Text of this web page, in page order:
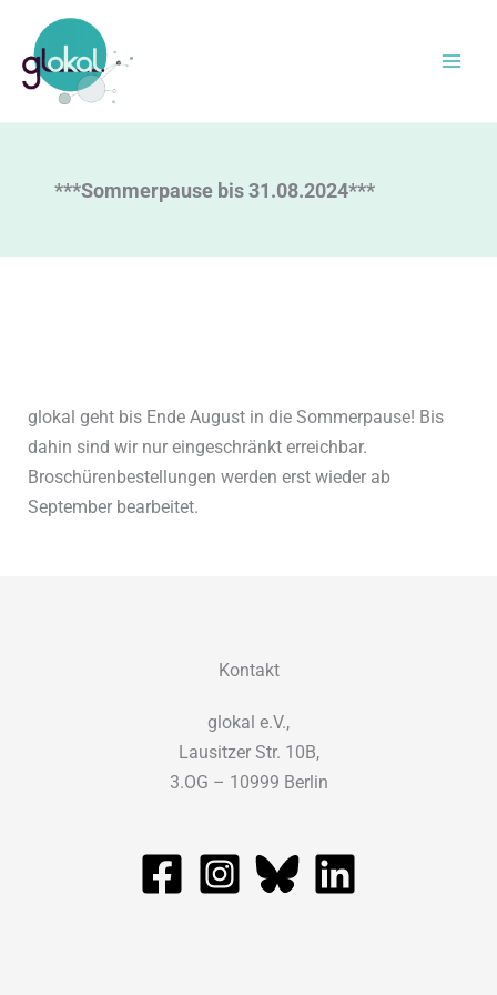
Inhalt
springen
***Sommerpause bis 31.08.2024***
glokal geht bis Ende August in die Sommerpause! Bis
dahin sind wir nur eingeschränkt erreichbar.
Broschürenbestellungen werden erst wieder ab
September bearbeitet.
Kontakt
glokal e.V.,
Lausitzer Str. 10B,
3.OG – 10999 Berlin